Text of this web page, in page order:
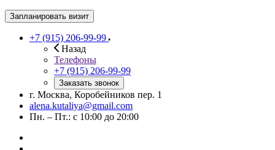
Запланировать визит
+7 (915) 206-99-99
Назад
Телефоны
+7 (915) 206-99-99
Заказать звонок
г. Москва, Коробейников пер. 1
alena.kutaliya@gmail.com
Пн. – Пт.: с 10:00 до 20:00